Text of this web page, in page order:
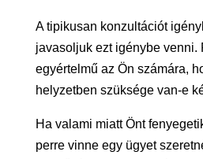
A tipikusan konzultációt
javasoljuk ezt igénybe venni.
egyértelmű az Ön számára,
helyzetben szüksége van-e
Ha valami miatt Önt
perre vinne egy ügyet